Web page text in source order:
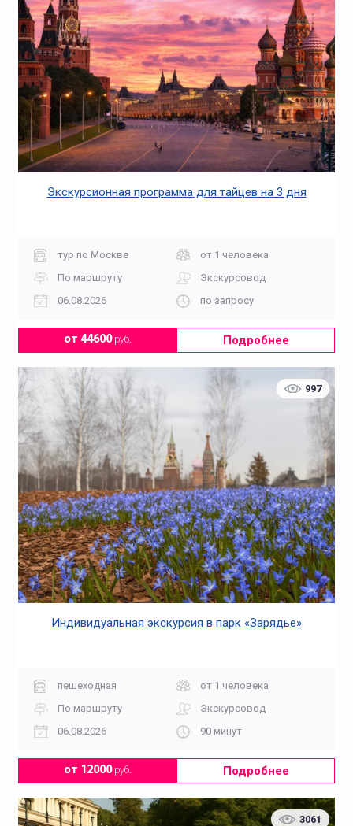
Экскурсионная программа для тайцев на 3 дня
тур по Москве
от 1 человека
По маршруту
Экскурсовод
06.08.2026
по запросу
от 44600руб. Подробнее
997
Индивидуальная экскурсия в парк «Зарядье»
пешеходная
от 1 человека
По маршруту
Экскурсовод
06.08.2026
90 минут
от 12000руб. Подробнее
3061